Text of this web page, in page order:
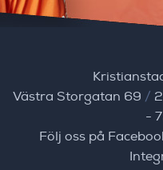
Västra Storgatan 69 /
-
Följ oss på